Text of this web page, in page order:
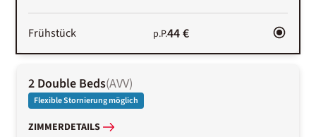
Frühstück p.P.44 €
2 Double Beds(AVV)
Flexible Stornierung möglich
ZIMMERDETAILS